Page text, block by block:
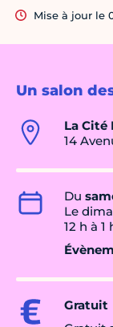
Un salon
La Cité
14
Du
Le
12 h à 1
Gratuit
Mise à jour le